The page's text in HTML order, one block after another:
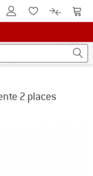
Vers le compte client
Vers la liste
Vers le
2 places